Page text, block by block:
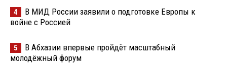
4
В МИД России заявили о подготовке Европы к
войне с Россией
5
В Абхазии впервые пройдёт масштабный
молодёжный форум